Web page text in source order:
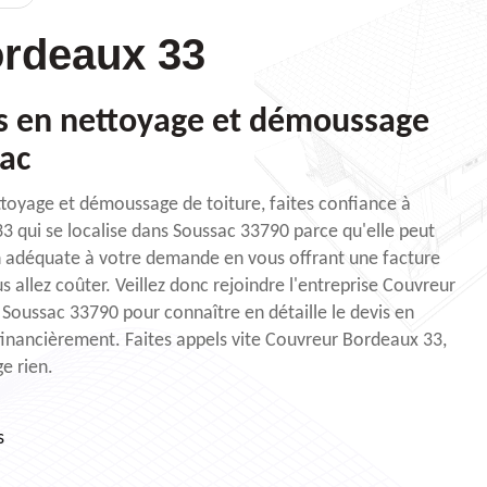
33
en nettoyage et démoussage
et démoussage de toiture, faites confiance à
qui se localise dans Soussac 33790 parce qu'elle peut
à votre demande en vous offrant une facture
allez coûter. Veillez donc rejoindre l'entreprise Couvreur
33790 pour connaître en détaille le devis en
Faites appels vite Couvreur Bordeaux 33,
rien.